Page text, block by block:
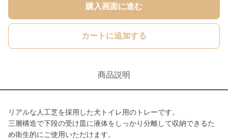
購入画面に進む
カートに追加する
商品説明
リアルな人工芝を採用した犬トイレ用のトレーです。
三層構造で下段の受け皿に液体をしっかり分離して収納できるた
め衛生的にご使用いただけます。